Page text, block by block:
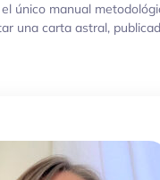
el único manual
una carta astral,